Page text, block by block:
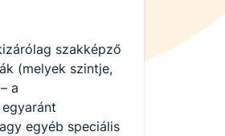
szakképző
(melyek szintje,
a
egyéb speciális